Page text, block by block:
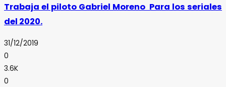
Trabaja el piloto Gabriel Moreno Para los seriales
del 2020.
31/12/2019
0
3.6K
0